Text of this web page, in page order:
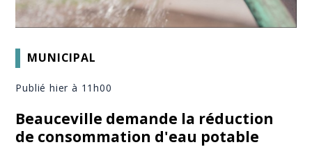
MUNICIPAL
Publié hier à 11h00
Beauceville demande la réduction
de consommation d'eau potable